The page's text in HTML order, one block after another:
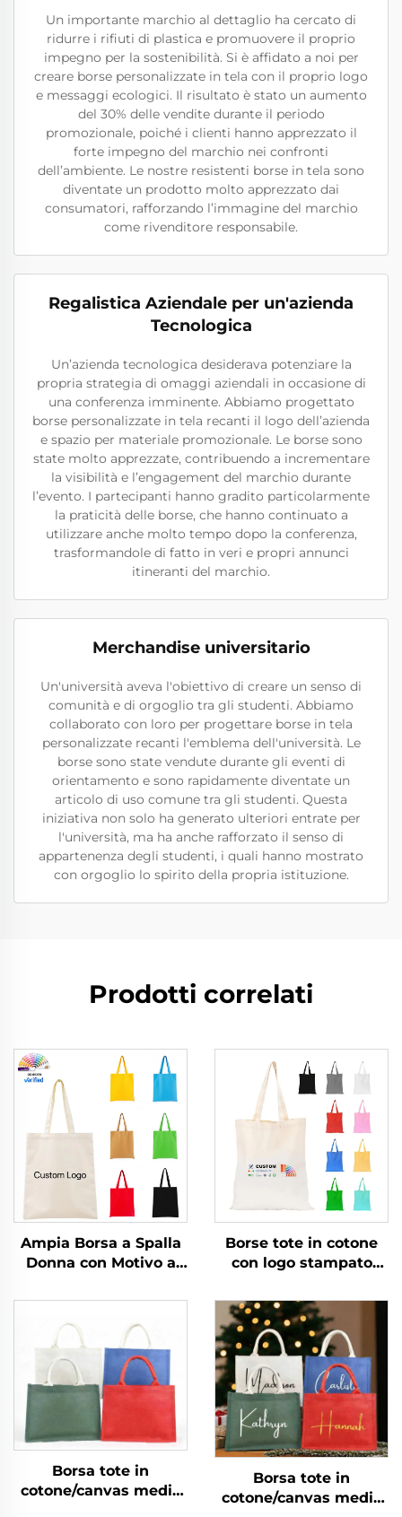
Un importante marchio al dettaglio ha cercato di
ridurre i rifiuti di plastica e promuovere il proprio
impegno per la sostenibilità. Si è affidato a noi per
creare borse personalizzate in tela con il proprio logo
e messaggi ecologici. Il risultato è stato un aumento
del 30% delle vendite durante il periodo
promozionale, poiché i clienti hanno apprezzato il
forte impegno del marchio nei confronti
dell’ambiente. Le nostre resistenti borse in tela sono
diventate un prodotto molto apprezzato dai
consumatori, rafforzando l’immagine del marchio
come rivenditore responsabile.
Regalistica Aziendale per un'azienda
Tecnologica
Un’azienda tecnologica desiderava potenziare la
propria strategia di omaggi aziendali in occasione di
una conferenza imminente. Abbiamo progettato
borse personalizzate in tela recanti il logo dell’azienda
e spazio per materiale promozionale. Le borse sono
state molto apprezzate, contribuendo a incrementare
la visibilità e l’engagement del marchio durante
l’evento. I partecipanti hanno gradito particolarmente
la praticità delle borse, che hanno continuato a
utilizzare anche molto tempo dopo la conferenza,
trasformandole di fatto in veri e propri annunci
itineranti del marchio.
Merchandise universitario
Un'università aveva l'obiettivo di creare un senso di
comunità e di orgoglio tra gli studenti. Abbiamo
collaborato con loro per progettare borse in tela
personalizzate recanti l'emblema dell'università. Le
borse sono state vendute durante gli eventi di
orientamento e sono rapidamente diventate un
articolo di uso comune tra gli studenti. Questa
iniziativa non solo ha generato ulteriori entrate per
l'università, ma ha anche rafforzato il senso di
appartenenza degli studenti, i quali hanno mostrato
con orgoglio lo spirito della propria istituzione.
Prodotti correlati
Ampia Borsa a Spalla
Donna con Motivo a
Personalizzabile Moda
Popolare in Tessuto
per Tutte le Stagioni
Borse tote in cotone
con logo stampato
per la spesa
riutilizzabile in tela
liscia, vuota,
personalizzabile per
promozioni con motivo
a lettere
Borsa tote in
cotone/canvas media
Borsa tote in
cotone/canvas media